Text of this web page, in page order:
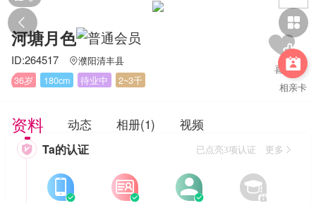
 

相亲卡
河塘月色
ID:264517 濮阳清丰县
36岁
180cm 待业中 2~3千
资料 动态 相册(1) 视频
 Ta的认证 已点亮3项认证 更多







